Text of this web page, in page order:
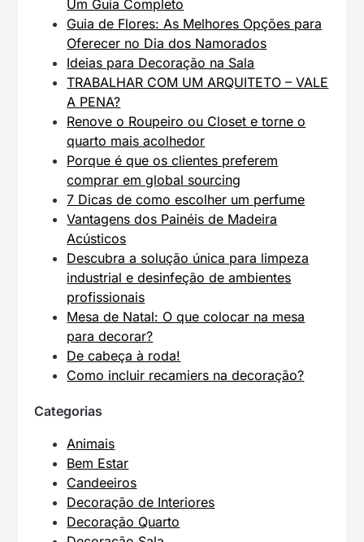
Um Guia Completo
Guia de Flores: As Melhores Opções para
Oferecer no Dia dos Namorados
Ideias para Decoração na Sala
TRABALHAR COM UM ARQUITETO – VALE
A PENA?
Renove o Roupeiro ou Closet e torne o
quarto mais acolhedor
Porque é que os clientes preferem
comprar em global sourcing
7 Dicas de como escolher um perfume
Vantagens dos Painéis de Madeira
Acústicos
Descubra a solução única para limpeza
industrial e desinfeção de ambientes
profissionais
Mesa de Natal: O que colocar na mesa
para decorar?
De cabeça à roda!
Como incluir recamiers na decoração?
Categorias
Animais
Bem Estar
Candeeiros
Decoração de Interiores
Decoração Quarto